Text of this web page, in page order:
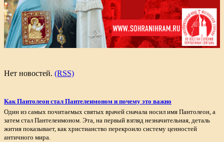
Нет новостей. (RSS)
Как Пантолеон стал Пантелеимоном и почему это важно
Один из самых почитаемых святых врачей сначала носил имя Пантолеон, а
затем стал Пантелеимоном. Эта, на первый взгляд незначительная, деталь
жития показывает, как христианство перекроило систему ценностей
античного мира.